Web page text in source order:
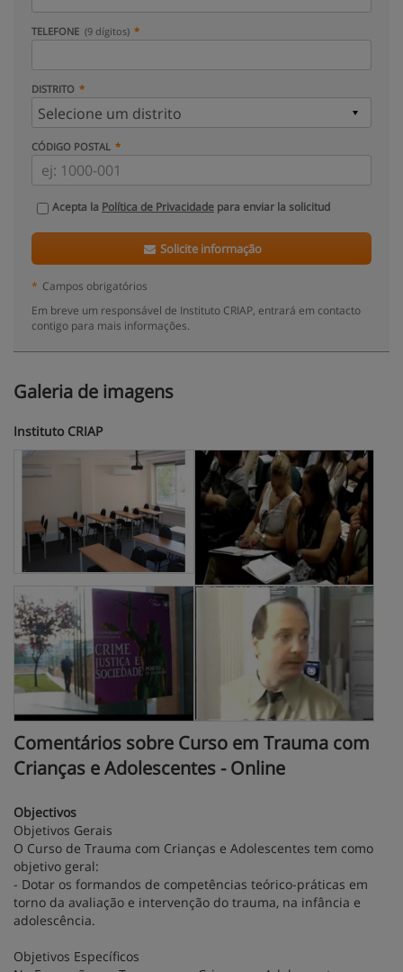
TELEFONE (9 dígitos)
DISTRITO
CÓDIGO POSTAL
Acepta la Política de Privacidade para enviar la solicitud
Solicite informação
* Campos obrigatórios
Em breve um responsável de Instituto CRIAP, entrará em contacto
contigo para mais informações.
Galeria de imagens
Instituto CRIAP
Comentários sobre Curso em Trauma com
Crianças e Adolescentes - Online
Objectivos
Objetivos Gerais
O Curso de Trauma com Crianças e Adolescentes tem como
objetivo geral:
- Dotar os formandos de competências teórico-práticas em
torno da avaliação e intervenção do trauma, na infância e
adolescência.
Objetivos Específicos